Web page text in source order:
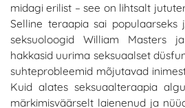
midagi erilist – see on lihtsalt
Selline teraapia sai populaarseks
seksuoloogid William Masters
hakkasid uurima seksuaalset
suhteprobleemid mõjutavad
Kuid alates seksuaalteraapia
märkimisväärselt laienenud ja